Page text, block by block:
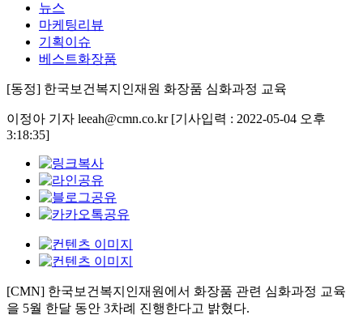
뉴스
마케팅리뷰
기획이슈
베스트화장품
[동정] 한국보건복지인재원 화장품 심화과정 교육
이정아 기자 leeah@cmn.co.kr [기사입력 : 2022-05-04 오후
3:18:35]
[CMN] 한국보건복지인재원에서 화장품 관련 심화과정 교육
을 5월 한달 동안 3차례 진행한다고 밝혔다.